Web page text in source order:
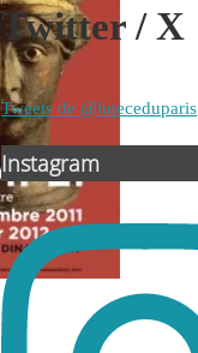
Twitter / X
Tweets de @luteceduparis
Instagram